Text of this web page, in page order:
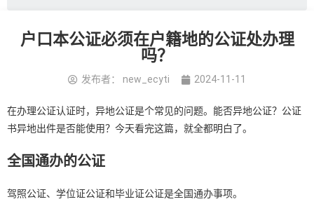
户口本公证必须在户籍地的公证处办理
吗？
发布者： new_ecyti 2024-11-11
在办理公证认证时，异地公证是个常见的问题。能否异地公证？公证
书异地出件是否能使用？今天看完这篇，就全都明白了。
全国通办的公证
驾照公证、学位证公证和毕业证公证是全国通办事项。